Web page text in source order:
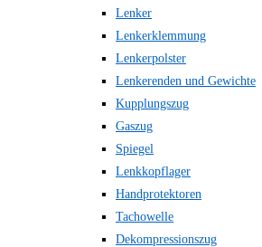
Lenker
Lenkerklemmung
Lenkerpolster
Lenkerenden und Gewichte
Kupplungszug
Gaszug
Spiegel
Lenkkopflager
Handprotektoren
Tachowelle
Dekompressionszug